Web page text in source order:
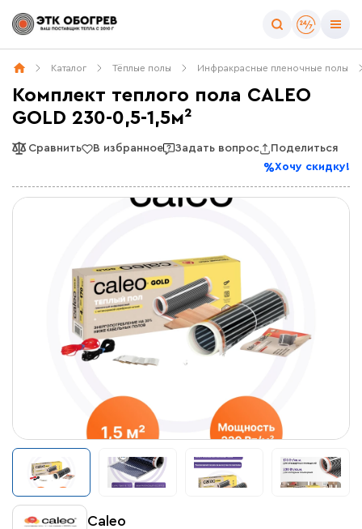
Каталог Тёплые полы Инфракрасные пленочные полы
Комплект теплого пола CALEO
GOLD 230-0,5-1,5м²
Сравнить В избранное Задать вопрос
Поделиться
Хочу скидку!
Caleo